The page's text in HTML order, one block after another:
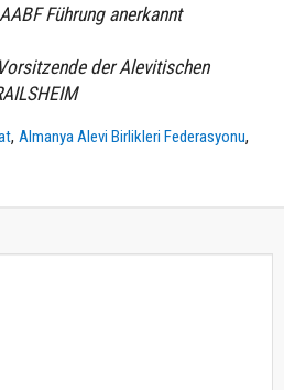
Führung anerkannt
der Alevitischen
,Almanya Alevi Birlikleri Federasyonu,